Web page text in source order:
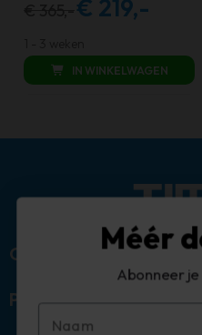
Oorspronkelijke
was:
€ 365,00.
€ 219,-
is:
€ 219,00.
IN WINKELWAGEN
Over ons
Populaire categorieën
Méér
Abonneer